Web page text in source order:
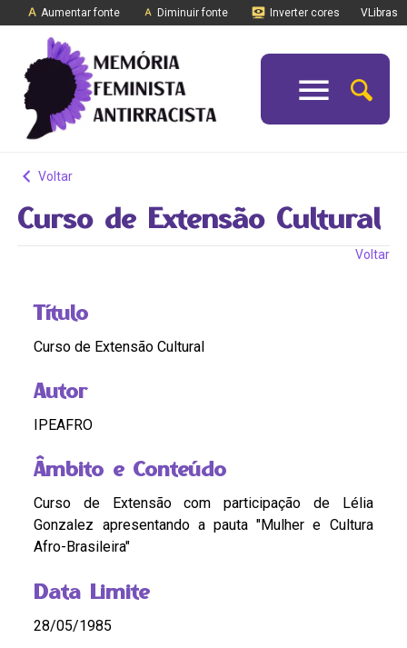
Aumentar fonte Diminuir fonte Inverter cores VLibras
Voltar
Curso de Extensão Cultural
Voltar
Título
Curso de Extensão Cultural
Autor
IPEAFRO
Âmbito e Conteúdo
Curso de Extensão com participação de Lélia
Gonzalez apresentando a pauta "Mulher e Cultura
Afro-Brasileira"
Data Limite
28/05/1985